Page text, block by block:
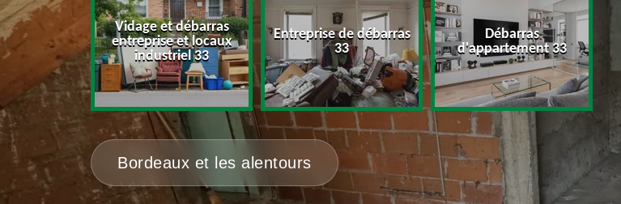
maison 33
Vidage et débarras
entreprise et locaux
industriel 33
Entreprise de débarras
33
Débarras
d'appartement 33
Bordeaux et les alentours